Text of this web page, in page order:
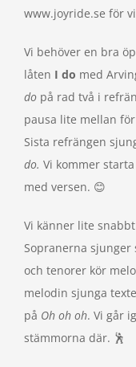
www.joyride.se för
Vi behöver en bra
låten I do med
do på rad två i
pausa lite mellan för
Sista refrängen
do. Vi kommer
med versen. 😊
Vi känner lite
Sopranerna sjunger
och tenorer kör
melodin sjunga
på Oh oh oh. Vi går
stämmorna där. 🕺